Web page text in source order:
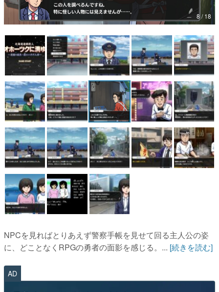
運営：株式会社マレ
8 / 18
NPCを見ればとりあえず警察手帳を見せて回る主人公の姿
に、どことなくRPGの勇者の面影を感じる。... [続きを読む]
AD